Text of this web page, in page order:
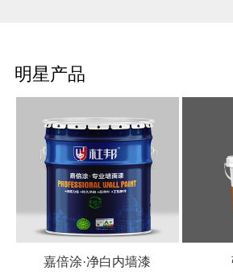
明星产品
嘉倍涂·净白内墙漆